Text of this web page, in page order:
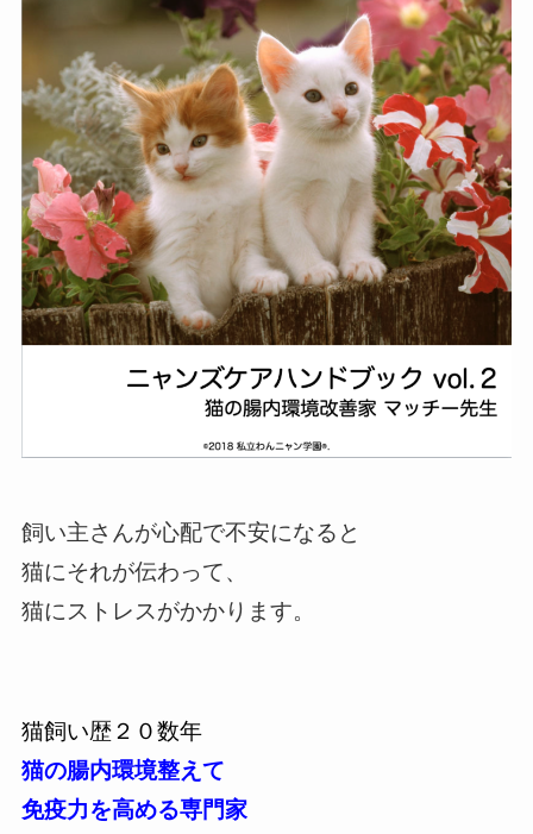
飼い主さんが心配で不安になると
猫にそれが伝わって、
猫にストレスがかかります。
猫飼い歴２０数年
猫の腸内環境整えて
免疫力を高める専門家